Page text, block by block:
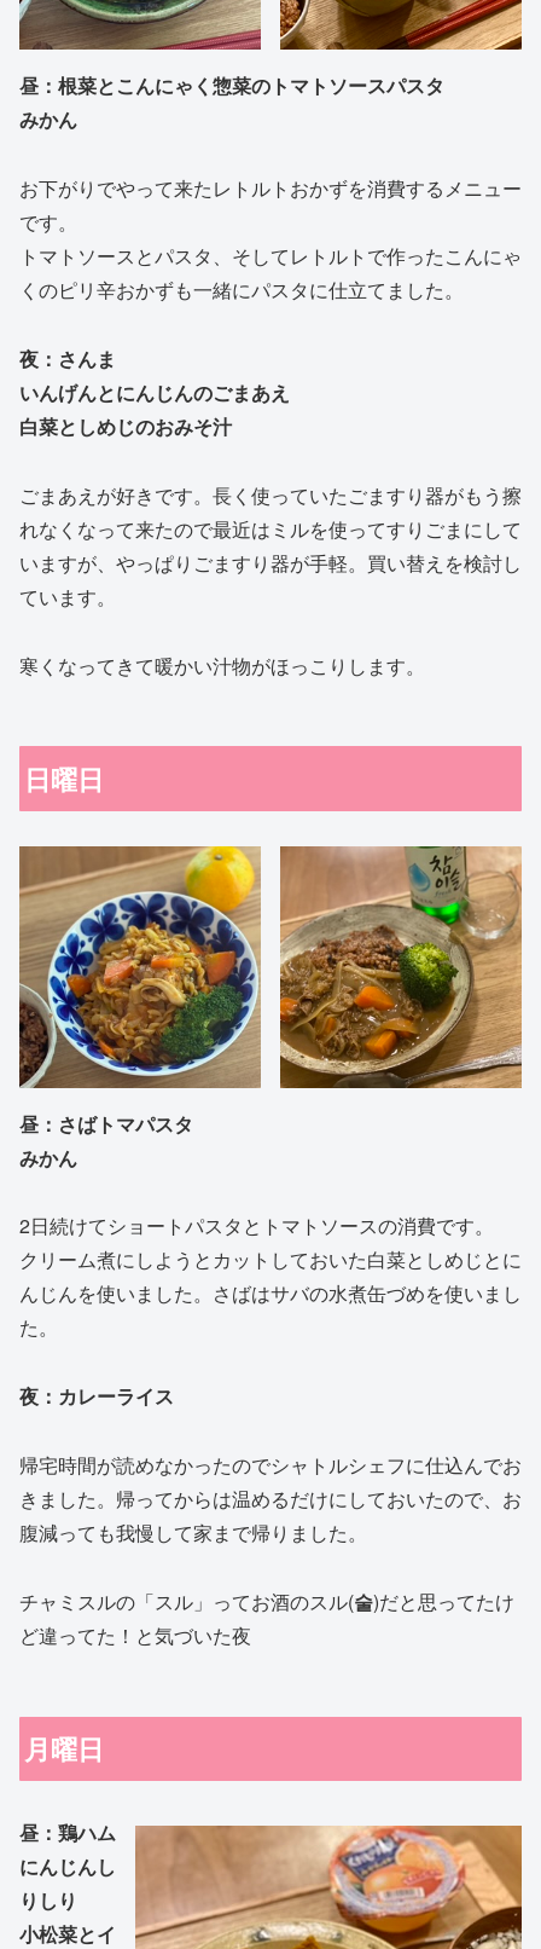
昼：根菜とこんにゃく惣菜のトマトソースパスタ
みかん
お下がりでやって来たレトルトおかずを消費するメニュー
です。
トマトソースとパスタ、そしてレトルトで作ったこんにゃ
くのピリ辛おかずも一緒にパスタに仕立てました。
夜：さんま
いんげんとにんじんのごまあえ
白菜としめじのおみそ汁
ごまあえが好きです。長く使っていたごますり器がもう擦
れなくなって来たので最近はミルを使ってすりごまにして
いますが、やっぱりごますり器が手軽。買い替えを検討し
ています。
寒くなってきて暖かい汁物がほっこりします。
日曜日
昼： さばトマパスタ
みかん
2日続けてショートパスタとトマトソースの消費です。
クリーム煮にしようとカットしておいた白菜としめじとに
んじんを使いました。さばはサバの水煮缶づめを使いまし
た。
夜：カレーライス
帰宅時間が読めなかったのでシャトルシェフに仕込んでお
きました。帰ってからは温めるだけにしておいたので、お
腹減っても我慢して家まで帰りました。
チャミスルの「スル」ってお酒のスル(술)だと思ってたけ
ど違ってた！と気づいた夜
月曜日
昼： 鶏ハム
にんじんし
りしり
小松菜とイ